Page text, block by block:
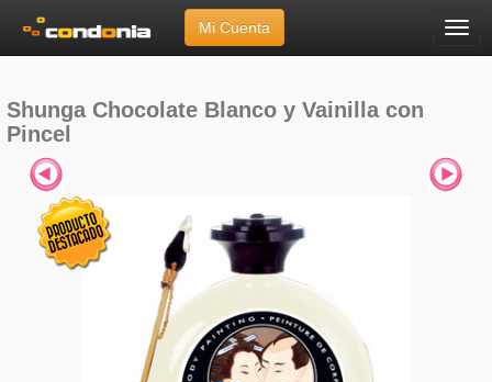
Menú
Mi Cuenta
Chocolate Blanco y Vainilla con Pincel
Shunga Chocolate Blanco y Vainilla con
Pincel